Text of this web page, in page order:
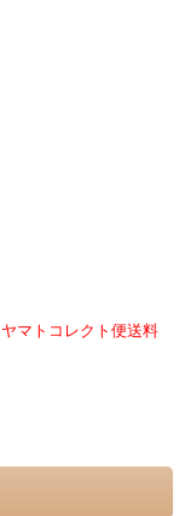
マトコレクト便送料